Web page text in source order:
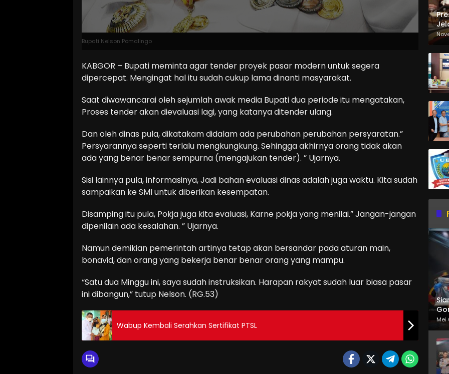
Bupati Nelson Pomalingo
KABGOR – Bupati meminta agar tender proyek pasar modern untuk segera
dipercepat. Mengingat hal itu sudah cukup lama dinanti masyarakat.
Saat diwawancarai oleh sejumlah awak media Bupati dua periode itu mengatakan,
Proses tender akan dievaluasi lagi, yang katanya ditender ulang.
Dan oleh dinas pula, dikatakam didalam ada perubahan perubahan persyaratan.”
Persyarannya seperti terlalu mengkungkung. Sehingga akhirnya orang tidak akan
ada yang benar benar sempurna (mengajukan tender). ” Ujarnya.
Sisi lainnya pula, informasinya, Jadi bahan evaluasi dinas adalah juga waktu. Kita sudah
sampaikan ke SMI untuk diberikan kesempatan.
Disamping itu pula, Pokja juga kita evaluasi, Karne pokja yang menilai.” Jangan-jangan
dipenilain ada kesalahan. ” Ujarnya.
Namun demikian pemerintah artinya tetap akan bersandar pada aturan main,
bonavid, dan orang yang bekerja benar benar orang yang mampu.
“Satu dua Minggu ini, saya sudah instruksikan. Harapan rakyat sudah luar biasa pasar
ini dibangun,” tutup Nelson. (RG.53)
Wabup Kembali Serahkan Sertifikat PTSL
Mei